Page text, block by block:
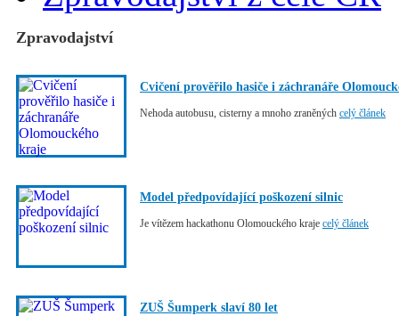
Zpravodajství
Cvičení prověřilo hasiče i záchranáře
Nehoda autobusu, cisterny a mnoho zraněných celý článek
Model předpovídající poškození silnic
Je vítězem hackathonu Olomouckého kraje celý článek
ZUŠ Šumperk slaví 80 let